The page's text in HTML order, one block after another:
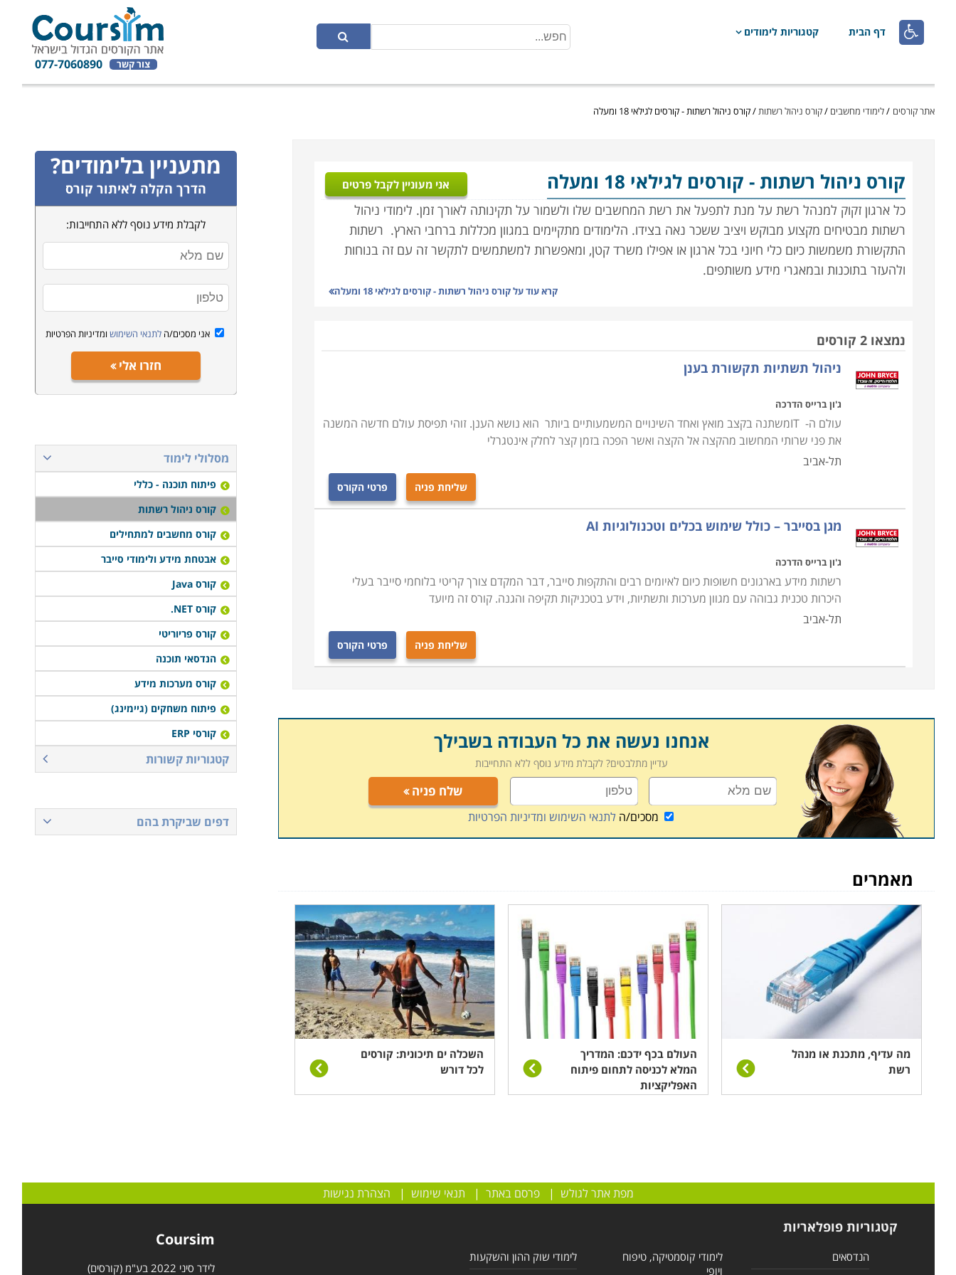
 דף הבית קטגוריות לימודים
צור קשר 077-7060890
אתר קורסים /לימודי מחשבים /קורס ניהול רשתות/קורס ניהול רשתות - קורסים לגילאי 18 ומעלה
קורס ניהול רשתות- קורסים לגילאי 18 ומעלה אני מעוניין לקבל פרטים
כל ארגון זקוק למנהל רשת על מנת לתפעל את רשת המחשבים שלו ולשמור על תקינותה לאורך זמן. לימודי ניהול
רשתות מבטיחים מקצוע מבוקש ויציב ששכר נאה בצידו. הלימודים מתקיימים במגוון מכללות ברחבי הארץ. רשתות
התקשורת משמשות כיום כלי חיוני בכל ארגון או אפילו משרד קטן, ומאפשרות למשתמשים לתקשר זה עם זה בנוחות
ולהעזר בתוכנות ובמאגרי מידע משותפים.
במסגרת לימודי ניהול רשתות רוכשים המשתתפים ידע בהקמת רשת תקשורת לעסקים, בניהול מחשבים בה, אבטחת
מידע, תמיכה וטיפול ברשת ובתחומים רבים נוספים מעולם זה.
מנהלי הרשת הם למעשה האנשים השולטים על מעבר המידע בארגון ומאפשרים לו לתפקד. יתרה מכך, הם גם
אחראים על אבטחת הרשת והמידע העובר בה, כך שהאקרים לא יוכלו לפרוץ אליה.
הלימודים מתקיימים בשפות שונות ונערכים במוקדים שונים ברחבי הארץ, כגון: באר שבע, פתח תקווה, רמת גן, תל אביב,
ראשון לציון, קריות ועוד. שימו לב כי ל הכשרת CCNA , מוקדשת באתר קטגוריה נפרדת.
קרא עוד עלקורס ניהול רשתות - קורסים לגילאי 18 ומעלה
נמצאו 2 קורסים
ניהול תשתיות תקשורת בענן
ג'ון ברייס הדרכה
עולם ה- ITמשתנה בקצב מואץ ואחד השינויים המשמעותיים ביותר הוא נושא הענן. זוהי תפיסת עולם חדשה המשנה
את פני שרותי המחשוב מהקצה אל הקצה ואשר הפכה בזמן קצר לחלק אינטגרלי
תל-אביב
שליחת פניה פרטי הקורס
מגן בסייבר – כולל שימוש בכלים וטכנולוגיות AI
ג'ון ברייס הדרכה
רשתות מידע בארגונים חשופות כיום לאיומים רבים והתקפות סייבר, דבר המקדם צורך קריטי בלוחמי סייבר בעלי
היכרות טכנית גבוהה עם מגוון מערכות ותשתיות, וידע בטכניקות תקיפה והגנה. קורס זה מיועד
תל-אביב
שליחת פניה פרטי הקורס
אנחנו נעשה את כל העבודה בשבילך
עדיין מתלבטים? לקבלת מידע נוסף ללא התחייבות
שלח פניה
מסכים/הלתנאי השימוש ומדיניות הפרטיות
מאמרים
מה עדיף, מתכנת או מנהל
רשת
העולם בכף ידכם: המדריך
המלא לכניסה לתחום פיתוח
האפליקציות
השכלה ים תיכונית: קורסים
לכל דורש
מתעניין בלימודים?
הדרך הקלה לאיתור קורס
לקבלת מידע נוסף ללא התחייבות:
אני מסכים/הלתנאי השימוש ומדיניות הפרטיות
חזרו אלי
מסלולי לימוד
פיתוח תוכנה - כללי
קורס ניהול רשתות
קורס מחשבים למתחילים
אבטחת מידע ולימודי סייבר
קורס Java
קורס NET.
קורס פריוריטי
הנדסאי תוכנה
קורס מערכות מידע
פיתוח משחקים (גיימינג)
קורסי ERP
קטגוריות קשורות
דפים שביקרת בהם
מפת אתר לגולש |פרסם באתר | תנאי שימוש | הצהרת נגישות
קטגוריות פופלאריות
הנדסאים
לימודי קוסמטיקה, טיפוח
ויופי
לימודי שוק ההון והשקעות
Coursim
לידר סיני 2022 בע"מ (קורסים)